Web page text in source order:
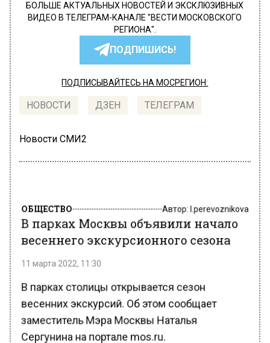
БОЛЬШЕ АКТУАЛЬНЫХ НОВОСТЕЙ И ЭКСКЛЮЗИВНЫХ
ВИДЕО В ТЕЛЕГРАМ-КАНАЛЕ "ВЕСТИ МОСКОВСКОГО
РЕГИОНА".
ПОДПИШИСЬ!
ПОДПИСЫВАЙТЕСЬ НА МОСРЕГИОН:
НОВОСТИ ДЗЕН ТЕЛЕГРАМ
Новости СМИ2
В парках Москвы объявили начало
весеннего экскурсионного сезона
В парках столицы открывается сезон
весенних экскурсий. Об этом сообщает
заместитель Мэра Москвы Наталья
Сергунина на портале mos.ru.